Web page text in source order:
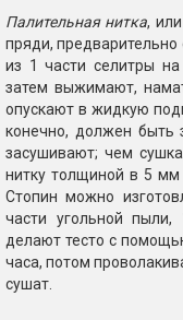
Палительная нитка, или
пряди,
из 1 части селитры
затем выжимают,
опускают в жидкую
конечно, должен быть
засушивают; чем
нитку толщиной в 5 мм
Стопин можно
части угольной
делают тесто с
часа, потом
сушат.